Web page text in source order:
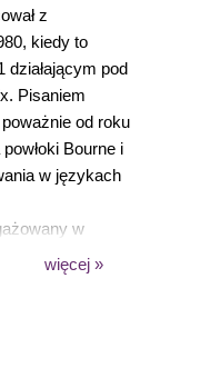
z
kiedy to
działającym pod
Pisaniem
od roku
Bourne i
w językach
w
więcej »